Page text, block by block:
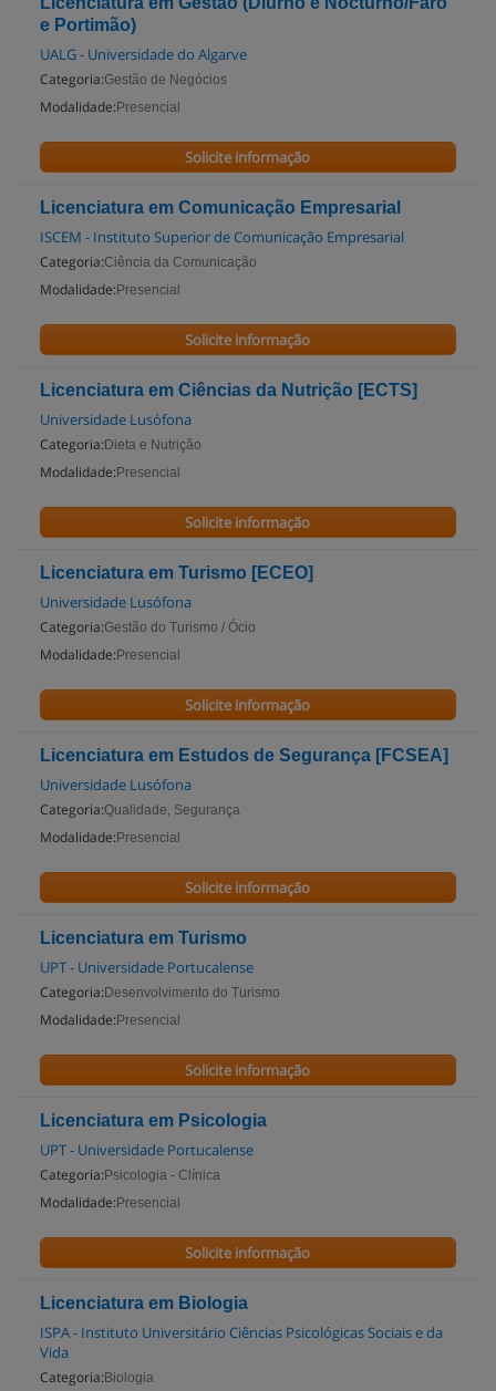
e Portimão)
UALG - Universidade do Algarve
Categoria:Gestão de Negócios
Modalidade: Presencial
Solicite informação
Licenciatura em Comunicação Empresarial
ISCEM - Instituto Superior de Comunicação Empresarial
Categoria:Ciência da Comunicação
Modalidade: Presencial
Solicite informação
Licenciatura em Ciências da Nutrição [ECTS]
Universidade Lusófona
Categoria: Dieta e Nutrição
Modalidade: Presencial
Solicite informação
Licenciatura em Turismo [ECEO]
Universidade Lusófona
Categoria:Gestão do Turismo / Ócio
Modalidade: Presencial
Solicite informação
Licenciatura em Estudos de Segurança [FCSEA]
Universidade Lusófona
Categoria:Qualidade, Segurança
Modalidade: Presencial
Solicite informação
Licenciatura em Turismo
UPT - Universidade Portucalense
Categoria: Desenvolvimento do Turismo
Modalidade: Presencial
Solicite informação
Licenciatura em Psicologia
UPT - Universidade Portucalense
Categoria: Psicologia - Clínica
Modalidade: Presencial
Solicite informação
Licenciatura em Biologia
ISPA - Instituto Universitário Ciências Psicológicas Sociais e da
Vida
Categoria: Biologia